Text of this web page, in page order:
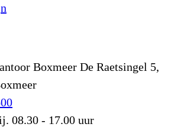
Boxmeer De Raetsingel 5,
08.30 - 17.00 uur